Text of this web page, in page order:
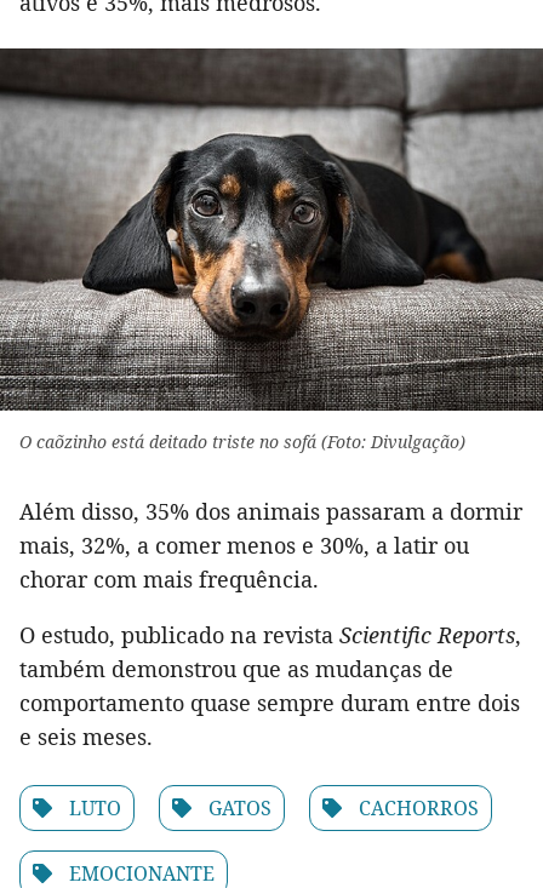
O caõzinho está deitado triste no sofá (Foto: Divulgação)
Além disso, 35% dos animais passaram a dormir
mais, 32%, a comer menos e 30%, a latir ou
chorar com mais frequência.
O estudo, publicado na revista Scientific Reports,
também demonstrou que as mudanças de
comportamento quase sempre duram entre dois
e seis meses.
LUTO GATOS CACHORROS
EMOCIONANTE